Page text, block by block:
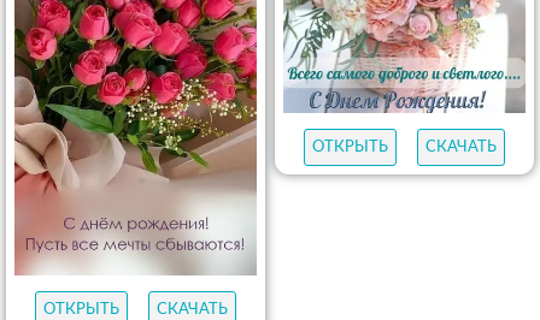
ОТКРЫТЬ СКАЧАТЬ
ОТКРЫТЬ СКАЧАТЬ